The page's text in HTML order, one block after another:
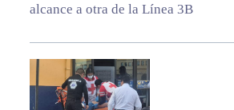
alcance a otra de la Línea 3B